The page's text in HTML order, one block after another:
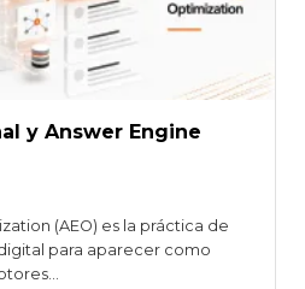
y Answer Engine
(AEO) es la práctica de
para aparecer como